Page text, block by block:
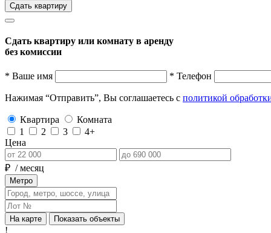
Сдать квартиру
Сдать квартиру или комнату в аренду
без комиссии
* Ваше имя * Телефон
Нажимая “Отправить”, Вы соглашаетесь с политикой
Квартира
Комната
1
2 3
4+
Цена
₽ / месяц
Метро
На карте Показать объекты
!